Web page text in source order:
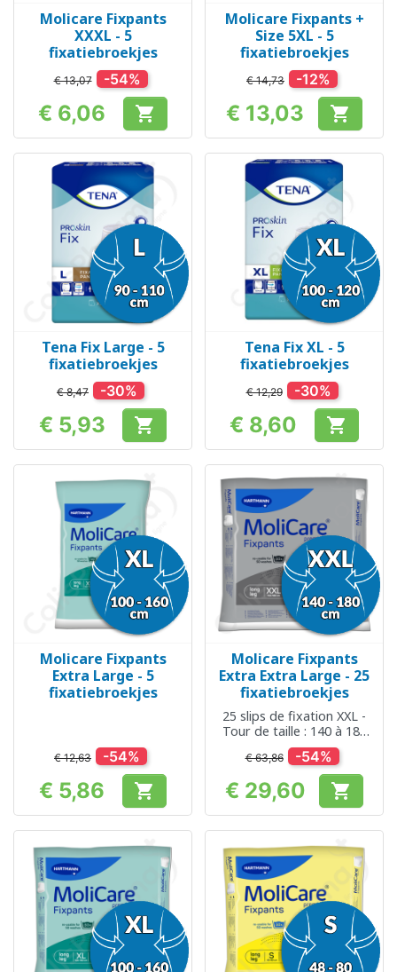
Molicare Fixpants
XXXL - 5
fixatiebroekjes
€ 13,07 -54%
Prijs
€ 6,06 
Molicare Fixpants +
Size 5XL - 5
fixatiebroekjes
€ 14,73 -12%
Prijs
€ 13,03 
Tena Fix Large - 5
fixatiebroekjes
€ 8,47 -30%
Prijs
€ 5,93 
Tena Fix XL - 5
fixatiebroekjes
€ 12,29 -30%
Prijs
€ 8,60 
Molicare Fixpants
Extra Large - 5
fixatiebroekjes
€ 12,63 -54%
Prijs
€ 5,86 
Molicare Fixpants
Extra Extra Large - 25
fixatiebroekjes
25 slips de fixation XXL -
Tour de taille : 140 à 180
cm
€ 63,86 -54%
Prijs
€ 29,60 